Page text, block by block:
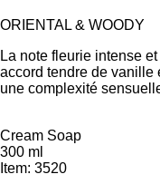
ORIENTAL & WOODY
La note fleurie intense
accord tendre de vanille
une complexité
Cream Soap
300 ml
Item: 3520